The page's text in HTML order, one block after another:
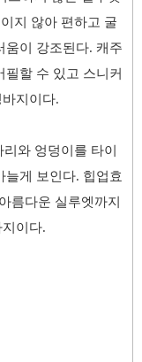
지 않아 편하고 굴
움이 강조된다. 캐주
할 수 있고 스니커
지이다.
와 엉덩이를 타이
늘게 보인다. 힙업효
름다운 실루엣까지
이다.